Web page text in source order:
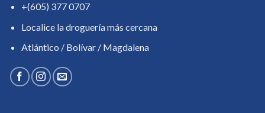
+(605) 377 0707
Localice la droguería más cercana
Atlántico / Bolívar / Magdalena